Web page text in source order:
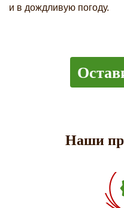
и в дождливую погоду.
Наши